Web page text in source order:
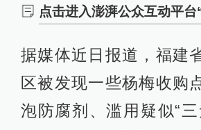
点击进入澎湃公众互动平台
据媒体近日报道，福建
区被发现一些杨梅收购
泡防腐剂、滥用疑似“